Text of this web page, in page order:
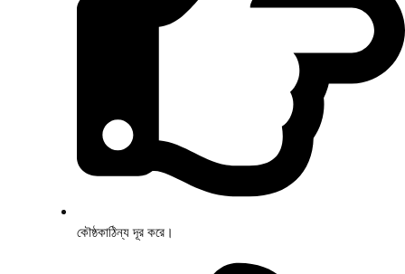
কৌষ্ঠকাঠিন্য দূর করে।